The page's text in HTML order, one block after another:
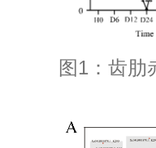
图1：齿肋